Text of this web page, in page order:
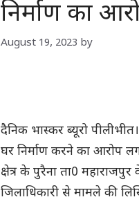
निर्माण का
August 19, 2023 by
दैनिक भास्कर ब्यूरो
घर निर्माण करने का आरोप
क्षेत्र के पुरैना ता0
जिलाधिकारी से मामले की